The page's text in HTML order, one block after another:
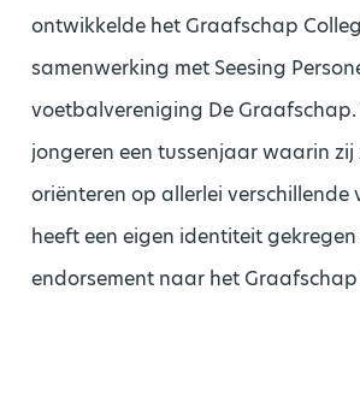
ontwikkelde het Graafschap
samenwerking met Seesing
voetbalvereniging De
jongeren een tussenjaar waarin zij
oriënteren op allerlei verschillende
heeft een eigen identiteit gekregen
endorsement naar het Graafschap